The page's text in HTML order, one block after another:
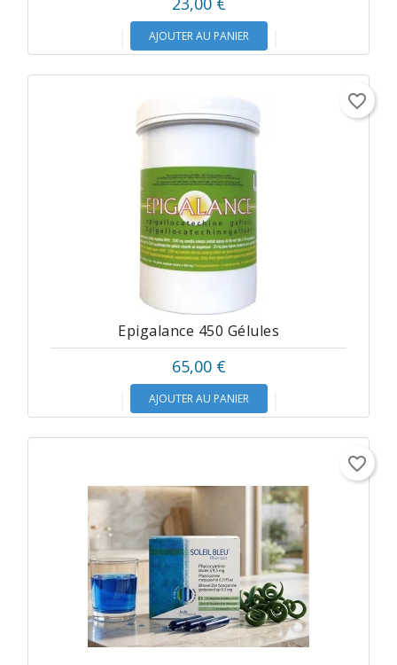
AJOUTER AU PANIER
Epigalance 450 Gélules
65,00 €
AJOUTER AU PANIER
favorite_border
favorite_border